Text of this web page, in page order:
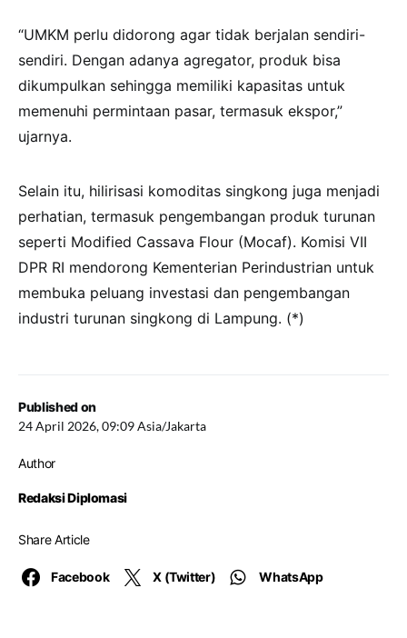
Published on
24 April 2026, 09:09 Asia/Jakarta
Author
Redaksi Diplomasi
Share Article
Facebook X (Twitter) WhatsApp
“UMKM perlu didorong agar tidak berjalan sendiri-
sendiri. Dengan adanya agregator, produk bisa
dikumpulkan sehingga memiliki kapasitas untuk
memenuhi permintaan pasar, termasuk ekspor,”
ujarnya.
Selain itu, hilirisasi komoditas singkong juga menjadi
perhatian, termasuk pengembangan produk turunan
seperti Modified Cassava Flour (Mocaf). Komisi VII
DPR RI mendorong Kementerian Perindustrian untuk
membuka peluang investasi dan pengembangan
industri turunan singkong di Lampung. (*)